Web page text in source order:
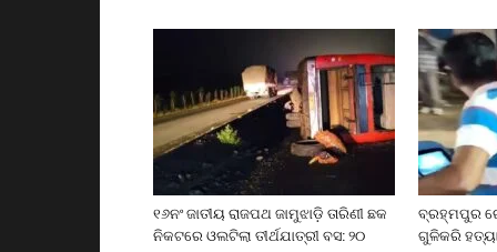
୧୬ନଂ ଜାତୀୟ ରାଜପଥ ଜାମୁଝାଡ଼ି ତାରିଣୀ ଛକ
ନିକଟରେ ଓଲଟିଲା ତୀର୍ଥଯାତ୍ରୀ ବସ: ୨୦
ବ୍ରହ୍ମପୁର
ଗୁଳିକରି